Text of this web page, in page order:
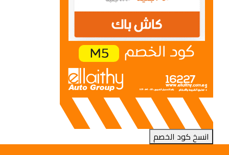
انسخ كود الخصم